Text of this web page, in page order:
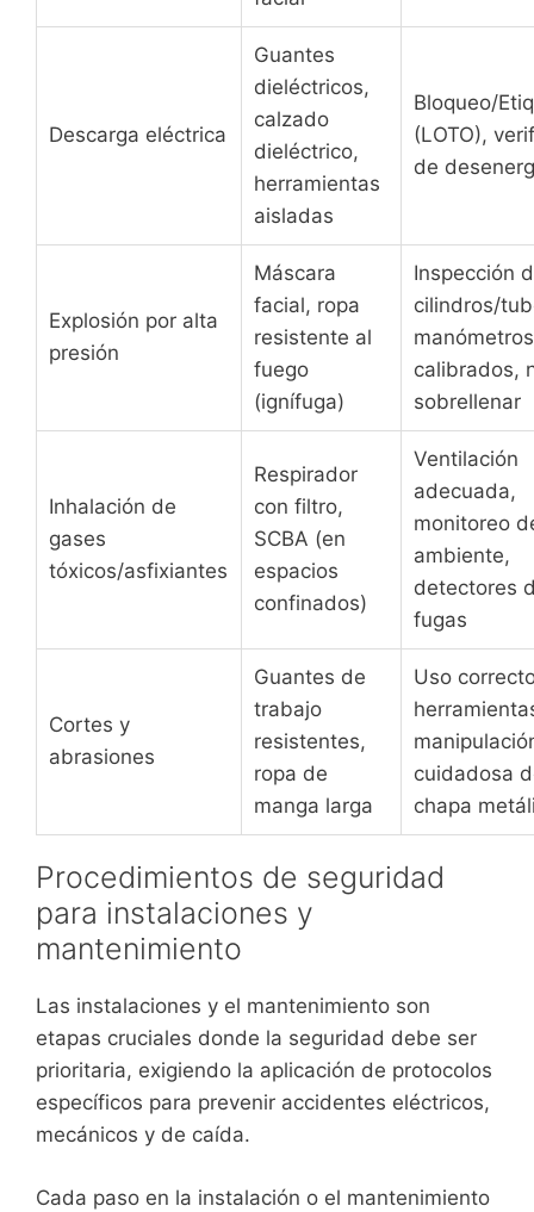
Descarga eléctrica
Guantes
dieléctricos,
calzado
dieléctrico,
herramientas
aisladas
Bloqueo/
(LOTO),
de
Explosión por alta
presión
Máscara
facial, ropa
resistente al
fuego
(ignífuga)
Inspección
cilindros/
manómetros
calibrados,
sobrellenar
Inhalación de
gases
tóxicos/asfixiantes
Respirador
con filtro,
SCBA (en
espacios
confinados)
Ventilación
adecuada,
monitoreo
ambiente,
detectores
fugas
Cortes y
abrasiones
Guantes de
trabajo
resistentes,
ropa de
manga larga
Uso
cuidadosa
chapa
Procedimientos de seguridad
para instalaciones y
mantenimiento
Las instalaciones y el mantenimiento son
etapas cruciales donde la seguridad debe ser
prioritaria, exigiendo la aplicación de protocolos
específicos para prevenir accidentes eléctricos,
mecánicos y de caída.
Cada paso en la instalación o el mantenimiento